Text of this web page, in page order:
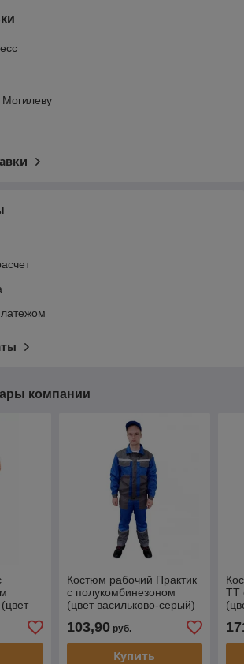
Могилеву
компании
Костюм рабочий Практик
с полукомбинезоном
(цвет васильково-серый)
103,90руб.
Купить
ТТ